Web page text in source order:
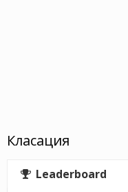
Класация
Leaderboard